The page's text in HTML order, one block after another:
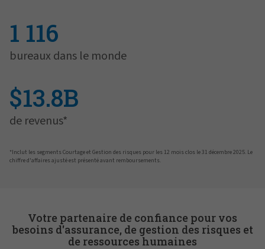
1 116
bureaux dans le monde
$13.8B
de revenus*
*Inclut les segments Courtage et Gestion des risques pour les 12 mois clos le 31 décembre 2025. Le
chiffre d'affaires ajusté est présenté avant remboursements.
Votre partenaire de confiance pour vos
besoins d'assurance, de gestion des risques et
de ressources humaines